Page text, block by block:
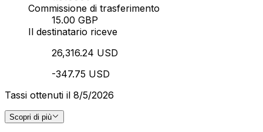
Commissione di trasferimento
15.00 GBP
Il destinatario riceve
26,316.24 USD
-347.75 USD
Tassi ottenuti il 8/5/2026
Scopri di più